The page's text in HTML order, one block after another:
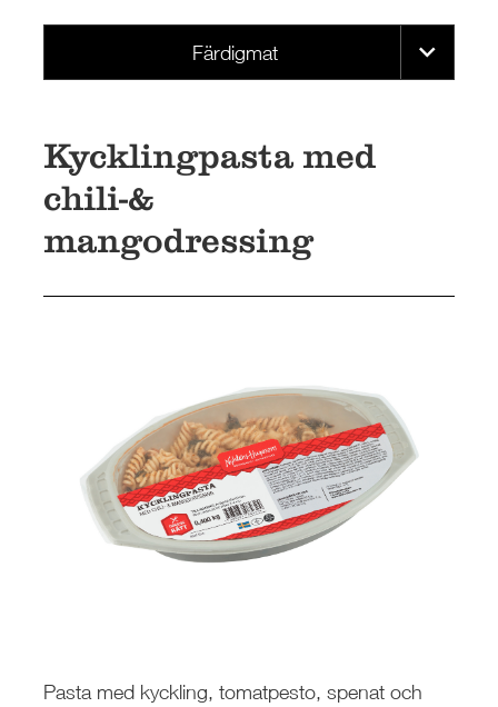
Färdigmat
Kycklingpasta med
chili-&
mangodressing
Pasta med kyckling, tomatpesto, spenat och